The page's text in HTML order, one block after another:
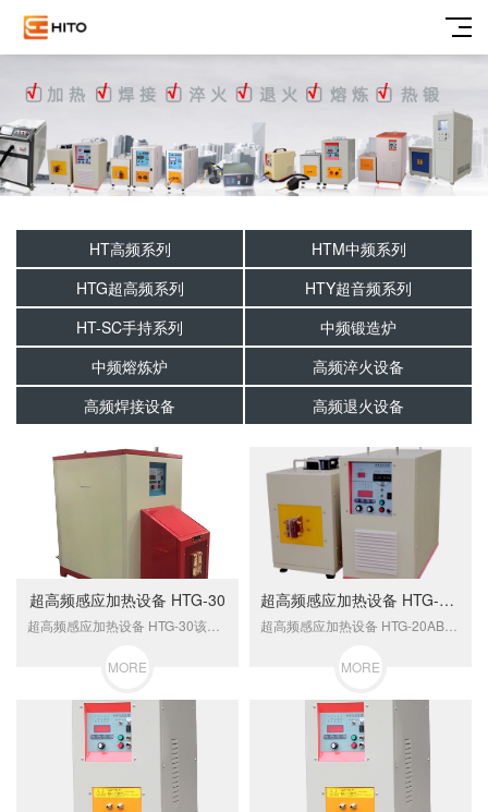
HT高频系列
HTM中频系列
HTG超高频系列
HTY超音频系列
HT-SC手持系列
中频锻造炉
中频熔炼炉
高频淬火设备
高频焊接设备
高频退火设备
超高频感应加热设备 HTG-30
超高频感应加热设备 HTG-30该系列设备适合于很多加热途，如：1、硬质合金锯齿焊接2、铜管接头焊接等3、大小齿轮、大小轴、轨导等零件热处理4、不锈钢或合金钢细丝退火或淬火
MORE
超高频感应加热设备 HTG-20AB
超高频感应加热设备 HTG-20AB该系列设备适合于很多加热途，如：1、硬质合金锯齿焊接2、铜管接头焊接等3、大小齿轮、大小轴、轨导等零件热处理4、不锈钢或合金钢细丝退火或淬火
MORE